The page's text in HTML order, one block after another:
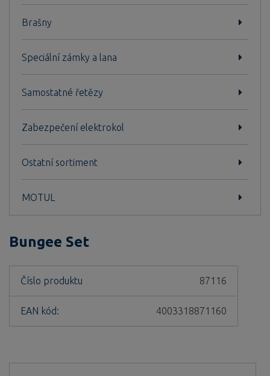
Brašny
Speciální zámky a lana
Samostatné řetězy
Zabezpečení elektrokol
Ostatní sortiment
MOTUL
Bungee Set
Číslo produktu 87116
EAN kód: 4003318871160